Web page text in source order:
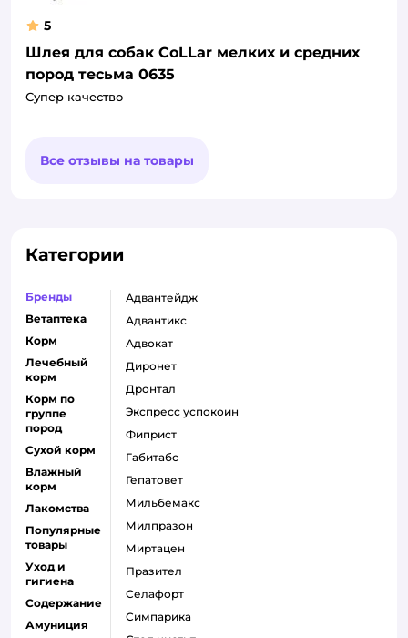
5
Шлея для собак CoLLar мелких и средних
пород тесьма 0635
Супер качество
Все отзывы на товары
Категории
Бренды
Ветаптека
Корм
Лечебный
корм
Корм по
группе
пород
Сухой корм
Влажный
корм
Лакомства
Популярные
товары
Уход и
гигиена
Содержание
Амуниция
адвантейдж
адвантикс
адвокат
диронет
дронтал
экспресс успокоин
фиприст
габитабс
гепатовет
мильбемакс
милпразон
миртацен
празител
селафорт
симпарика